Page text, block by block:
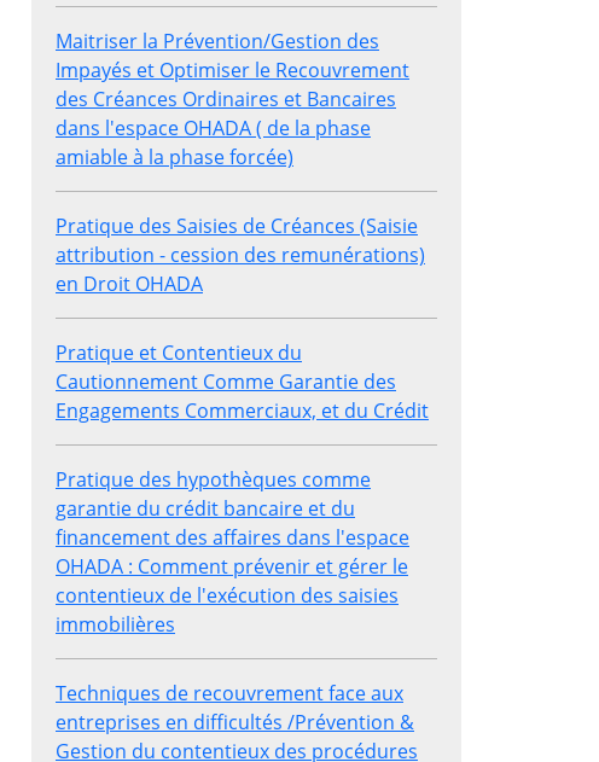
Maitriser la Prévention/Gestion des
Impayés et Optimiser le Recouvrement
des Créances Ordinaires et Bancaires
dans l'espace OHADA ( de la phase
amiable à la phase forcée)
Pratique des Saisies de Créances (Saisie
attribution - cession des remunérations)
en Droit OHADA
Pratique et Contentieux du
Cautionnement Comme Garantie des
Engagements Commerciaux, et du Crédit
Pratique des hypothèques comme
garantie du crédit bancaire et du
financement des affaires dans l'espace
OHADA : Comment prévenir et gérer le
contentieux de l'exécution des saisies
immobilières
Techniques de recouvrement face aux
entreprises en difficultés /Prévention &
Gestion du contentieux des procédures